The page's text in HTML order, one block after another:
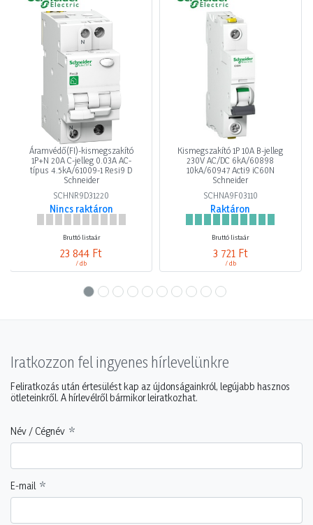
Áramvédő(FI)-kismegszakító
1P+N 20A C-jelleg 0.03A AC-
típus 4.5kA/61009-1 Resi9 D
Schneider
SCHNR9D31220
Nincs raktáron
Bruttó listaár
23 844 Ft
/ db
Kismegszakító 1P 10A B-jelleg
230V AC/DC 6kA/60898
10kA/60947 Acti9 iC60N
Schneider
SCHNA9F03110
Raktáron
Bruttó listaár
3 721 Ft
/ db
Iratkozzon fel ingyenes hírlevelünkre
Feliratkozás után értesülést kap az újdonságainkról, legújabb hasznos
ötleteinkről. A hírlevélről bármikor leiratkozhat.
Név / Cégnév
E-mail